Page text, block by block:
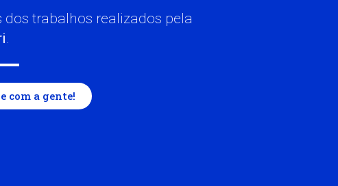
dos trabalhos realizados pela
.
com a gente!